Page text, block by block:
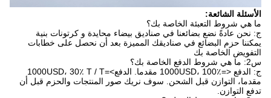
الأسئلة الشائعة:
ما هي شروط التعبئة الخاصة بك؟
ج: نحن عادةً نضع بضائعنا في صناديق بيضاء محايدة و كرتونات بنية
يمكننا حزم البضائع في صناديقك المميزة بعد أن نحصل على خطابات
التفويض الخاصة بك
س2: ما هي شروط الدفع الخاصة بك؟
ج: الدفع <=1000USD، 100٪ مقدما. الدفع>=1000USD، 30٪ T / T
مقدما، التوازن قبل الشحن. سوف نريك صور المنتجات والحزم قبل أن
تدفع التوازن.